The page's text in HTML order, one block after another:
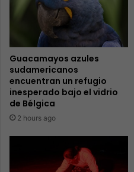
Guacamayos azules
sudamericanos
encuentran un refugio
inesperado bajo el vidrio
de Bélgica
2 hours ago